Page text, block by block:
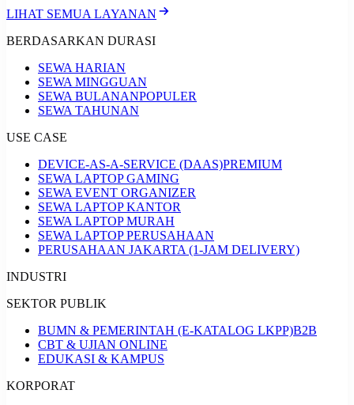
LIHAT SEMUA LAYANAN
BERDASARKAN DURASI
SEWA HARIAN
SEWA MINGGUAN
SEWA BULANANPOPULER
SEWA TAHUNAN
USE CASE
DEVICE-AS-A-SERVICE (DAAS)PREMIUM
SEWA LAPTOP GAMING
SEWA EVENT ORGANIZER
SEWA LAPTOP KANTOR
SEWA LAPTOP MURAH
SEWA LAPTOP PERUSAHAAN
PERUSAHAAN JAKARTA (1-JAM DELIVERY)
INDUSTRI
SEKTOR PUBLIK
BUMN & PEMERINTAH (E-KATALOG LKPP)B2B
CBT & UJIAN ONLINE
EDUKASI & KAMPUS
KORPORAT